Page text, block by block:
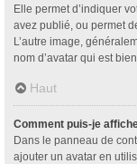
Elle permet d’indiquer
avez publié, ou permet
L’autre image,
nom d’avatar qui est
Haut
Comment puis-je
Dans le panneau de
ajouter un avatar en